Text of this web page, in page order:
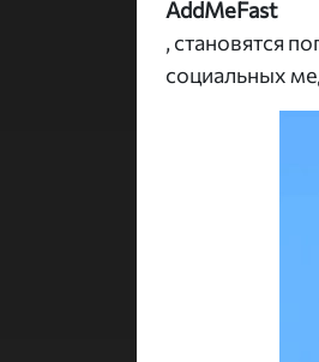
AddMeFast
, становятся
социальных